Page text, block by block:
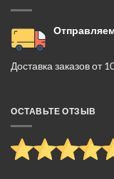
Доставка заказов от
ОСТАВЬТЕ ОТЗЫВ